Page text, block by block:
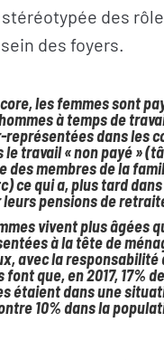
des
des foyers.
les femmes sont
à temps de
représentées dans les
le travail « non payé »
des membres de la
ce qui a, plus tard
pensions de
vivent plus âgées
à la tête de
avec la responsabilité
que, en 2017, 17%
étaient dans une
10% dans la